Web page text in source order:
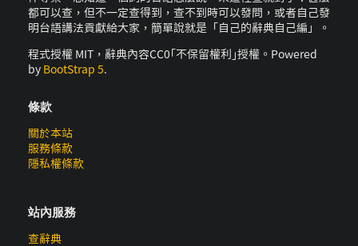
都可以查，但不一定查得到，查不到時可以發問，或者自己發
明台語講法貢獻給大家，簡單說就是「自己的辭典自己編」。
程式授權 MIT，辭典內容CC0｢不保留權利｣授權。Powered
by BootStrap 5.
條款
關於本站
服務條款
隱私權條款
站內服務
查辭典